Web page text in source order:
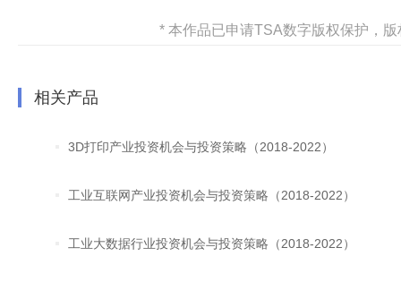
* 本作品已申请TSA数字版权保护，
相关产品
3D打印产业投资机会与投资策略（2018-2022）
工业互联网产业投资机会与投资策略（2018-2022）
工业大数据行业投资机会与投资策略（2018-2022）